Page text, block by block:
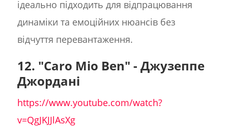
ідеально підходить для відпрацювання
динаміки та емоційних нюансів без
відчуття перевантаження.
12. "Caro Mio Ben" - Джузеппе
Джордані
https://www.youtube.com/watch?
v=QgJKJJlAsXg